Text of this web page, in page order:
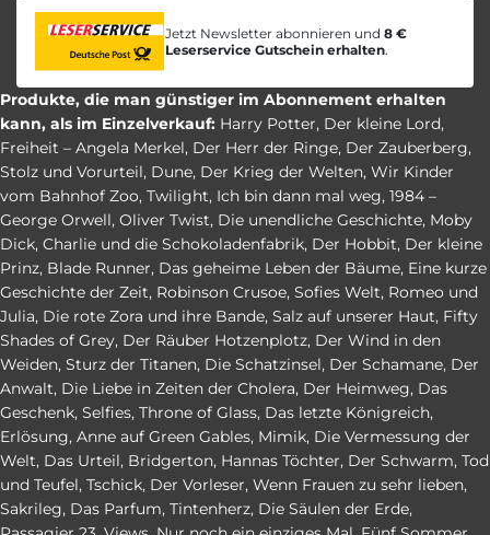
Jetzt Newsletter abonnieren und 8 €
Leserservice Gutschein erhalten.
Produkte, die man günstiger im Abonnement erhalten
kann, als im Einzelverkauf: Harry Potter, Der kleine Lord,
Freiheit – Angela Merkel, Der Herr der Ringe, Der Zauberberg,
Stolz und Vorurteil, Dune, Der Krieg der Welten, Wir Kinder
vom Bahnhof Zoo, Twilight, Ich bin dann mal weg, 1984 –
George Orwell, Oliver Twist, Die unendliche Geschichte, Moby
Dick, Charlie und die Schokoladenfabrik, Der Hobbit, Der kleine
Prinz, Blade Runner, Das geheime Leben der Bäume, Eine kurze
Geschichte der Zeit, Robinson Crusoe, Sofies Welt, Romeo und
Julia, Die rote Zora und ihre Bande, Salz auf unserer Haut, Fifty
Shades of Grey, Der Räuber Hotzenplotz, Der Wind in den
Weiden, Sturz der Titanen, Die Schatzinsel, Der Schamane, Der
Anwalt, Die Liebe in Zeiten der Cholera, Der Heimweg, Das
Geschenk, Selfies, Throne of Glass, Das letzte Königreich,
Erlösung, Anne auf Green Gables, Mimik, Die Vermessung der
Welt, Das Urteil, Bridgerton, Hannas Töchter, Der Schwarm, Tod
und Teufel, Tschick, Der Vorleser, Wenn Frauen zu sehr lieben,
Sakrileg, Das Parfum, Tintenherz, Die Säulen der Erde,